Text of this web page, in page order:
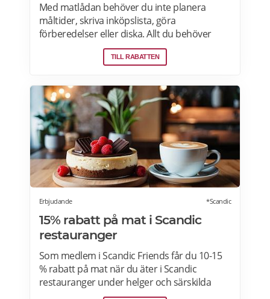
Med matlådan behöver du inte planera
måltider, skriva inköpslista, göra
förberedelser eller diska. Allt du behöver
göra är att värma maten och så är det
färdigt för servering! Betterfeast handlar,
matlådor är tillagade med omsorg av
professionella kockar. Våra favoriträtter är
Vikingagryta, Pasta med kyckling och Tarte
flambée med crème fraiche, bacon och lök.
Läs mer om rabatter på din första matlåda
hos Betterfeast här.
TILL RABATTEN
Erbjudande *Scandic
15% rabatt på mat i Scandic
restauranger
Som medlem i Scandic Friends får du 10-15
% rabatt på mat när du äter i Scandic
restauranger under helger och särskilda
helgdagar (vardagar). Rabatten gäller även i